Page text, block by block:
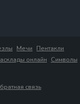
Мечи Пентакли
онлайн Символы
связь